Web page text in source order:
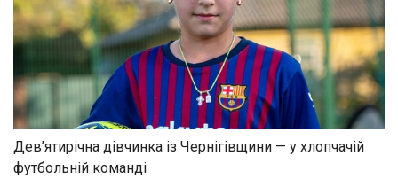
Дев’ятирічна дівчинка із Чернігівщини — у хлопчачій
футбольній команді